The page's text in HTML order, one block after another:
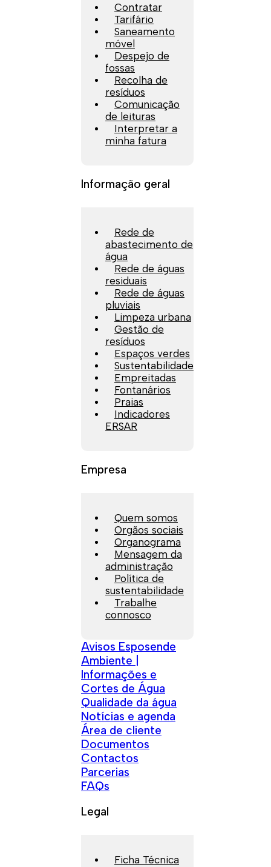
Contratar
Tarifário
Saneamento
móvel
Despejo de
fossas
Recolha de
resíduos
Comunicação
de leituras
Interpretar a
minha fatura
Informação geral
Rede de
abastecimento de
água
Rede de águas
residuais
Rede de águas
pluviais
Limpeza urbana
Gestão de
resíduos
Espaços verdes
Sustentabilidade
Empreitadas
Fontanários
Praias
Indicadores
ERSAR
Empresa
Quem somos
Orgãos sociais
Organograma
Mensagem da
administração
Política de
sustentabilidade
Trabalhe
connosco
Avisos Esposende
Ambiente |
Informações e
Cortes de Água
Qualidade da água
Notícias e agenda
Área de cliente
Documentos
Contactos
Parcerias
FAQs
Legal
Ficha Técnica